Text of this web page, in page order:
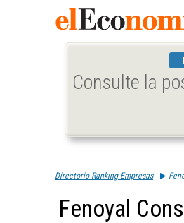
Consulte la
Directorio Ranking Empresas
Fenoyal